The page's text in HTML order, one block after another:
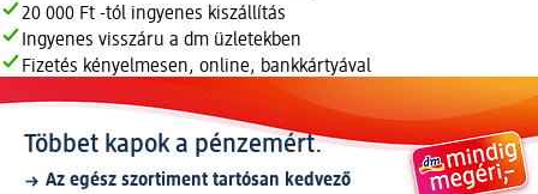
20 000 Ft -tól ingyenes kiszállítás
Ingyenes visszáru a dm üzletekben
Fizetés kényelmesen, online, bankkártyával
Többet kapok a pénzemért.
Az egész szortiment tartósan kedvező